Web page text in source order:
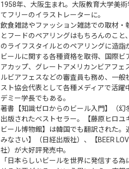
1958年、大阪生まれ。大阪教育大学美
てフリーのイラストレーターに。
飲食雑誌やファッション雑誌での取材・
とフードのペアリングはもちろんのこと
のライフスタイルとのペアリングに造詣
ビールに関する各種資格を取得、国際ビ
アカップ、グレートアメリカンビアフェ
ルビアフェスなどの審査員も務め、一般
スト協会代表として各種メディアで活躍
デミー学長でもある。
著書【知識ゼロからのビール入門】（幻
出版されたベストセラー。【藤原ヒロユ
ビール博物館】は韓国でも翻訳された
みなさい】（日経出版社）、【BEER
社）が大好評発売中。
「日本らしいビールを世界に発信する